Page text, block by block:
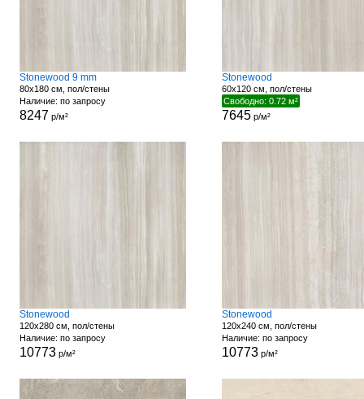
Stonewood 9 mm
80x180 см, пол/стены
Наличие: по запросу
8247 р/м²
Stonewood
60x120 см, пол/стены
Свободно: 0.72 м²
7645р/м²
Stonewood
120x280 см, пол/стены
Наличие: по запросу
10773р/м²
Stonewood
120x240 см, пол/стены
Наличие: по запросу
10773р/м²